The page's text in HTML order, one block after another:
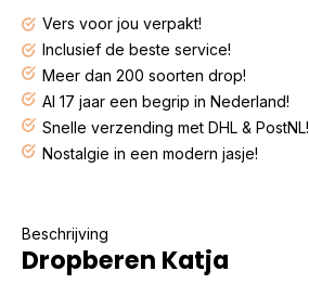
Vers voor jou verpakt!
Inclusief de beste service!
Meer dan 200 soorten drop!
Al 17 jaar een begrip in Nederland!
Snelle verzending met DHL & PostNL!
Nostalgie in een modern jasje!
Beschrijving
Dropberen Katja